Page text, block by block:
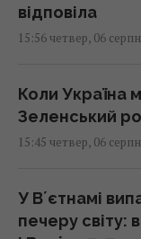
відповіла
15:56 четвер, 06
Коли Україна
Зеленський
15:45 четвер, 06
У Вʼєтнамі
печеру світу: